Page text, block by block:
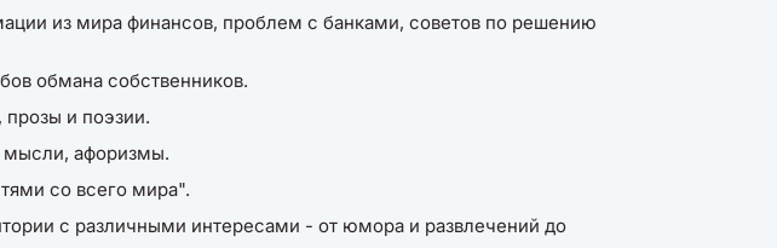
из мира финансов, проблем с банками, советов по решению
обмана собственников.
и поэзии.
афоризмы.
со всего мира".
с различными интересами - от юмора и развлечений до